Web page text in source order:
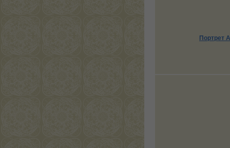
Портрет